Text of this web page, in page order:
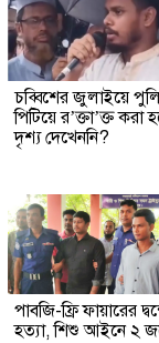
চব্বিশের জুলাইয়ে
পিটিয়ে র’ক্তা’ক্ত করা
দৃশ্য দেখেননি?
পাবজি-ফ্রি ফায়ারের
হত্যা, শিশু আইনে ২